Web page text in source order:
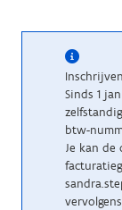
Sinds 1
btw-
Je kan de